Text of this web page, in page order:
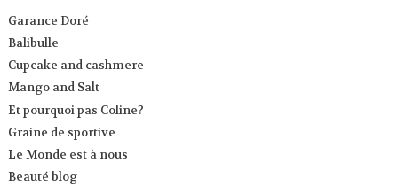
Garance Doré
Balibulle
Cupcake and cashmere
Mango and Salt
Et pourquoi pas Coline?
Graine de sportive
Le Monde est à nous
Beauté blog